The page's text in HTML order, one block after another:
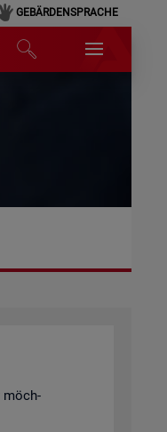
GEBÄRDENSPRACHE
möch­